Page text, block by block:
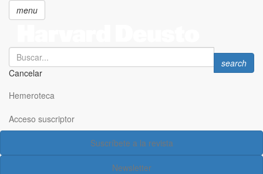
principal
menu
Search
Cancelar
Search
search
Hemeroteca
Acceso suscriptor
Suscríbete a la revista
Newsletter
Acceso suscriptor